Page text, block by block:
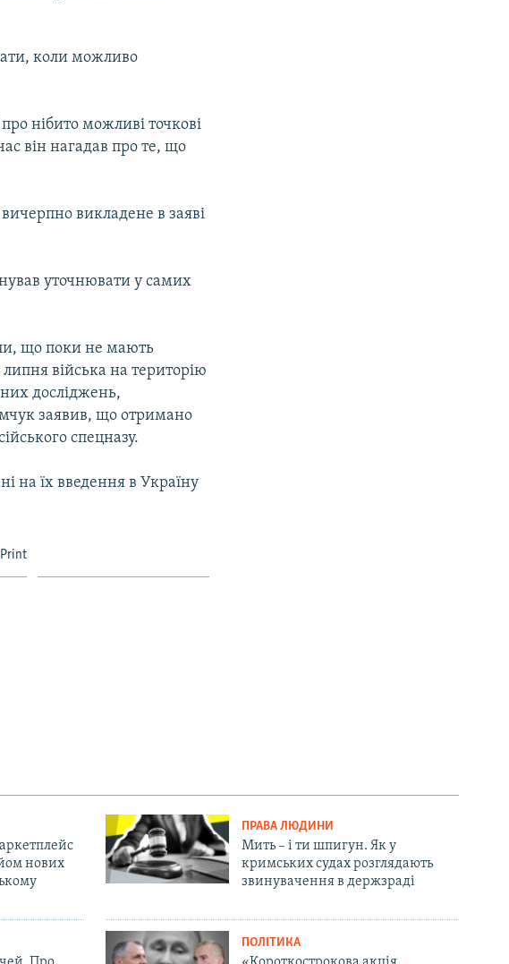
коли можливо
нібито можливі точкові
він нагадав про те, що
викладене в заяві
уточнювати у самих
що поки не мають
війська на територію
досліджень,
заявив, що отримано
спецназу.
на їх введення в Україну
Print
нових
ПРАВА ЛЮДИНИ
Мить – і ти шпигун. Як у
кримських судах розглядають
звинувачення в держзраді
ПОЛІТИКА